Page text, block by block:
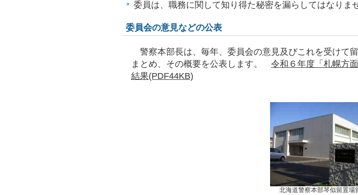
委員は、職務に関して知り得た秘密を漏らしてはなりま
委員会の意見などの公表
警察本部長は、毎年、委員会の意見及びこれを受けて
まとめ、その概要を公表します。 令和６年度「札幌方
結果(PDF44KB)
北海道警察本部琴似留置場